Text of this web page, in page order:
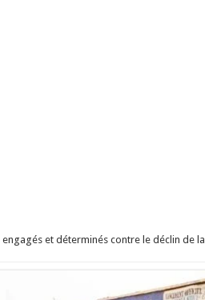
et déterminés contre le déclin de la